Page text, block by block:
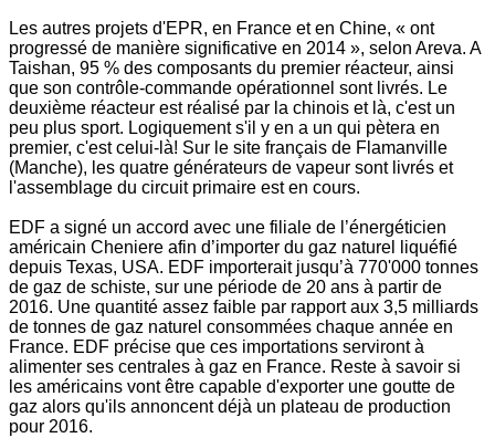
Les autres projets d'EPR, en France et en Chine, « ont
progressé de manière significative en 2014 », selon Areva. A
Taishan, 95 % des composants du premier réacteur, ainsi
que son contrôle-commande opérationnel sont livrés. Le
deuxième réacteur est réalisé par la chinois et là, c'est un
peu plus sport. Logiquement s'il y en a un qui pètera en
premier, c'est celui-là! Sur le site français de Flamanville
(Manche), les quatre générateurs de vapeur sont livrés et
l'assemblage du circuit primaire est en cours.
EDF a signé un accord avec une filiale de l’énergéticien
américain Cheniere afin d’importer du gaz naturel liquéfié
depuis Texas, USA. EDF importerait jusqu’à 770'000 tonnes
de gaz de schiste, sur une période de 20 ans à partir de
2016. Une quantité assez faible par rapport aux 3,5 milliards
de tonnes de gaz naturel consommées chaque année en
France. EDF précise que ces importations serviront à
alimenter ses centrales à gaz en France. Reste à savoir si
les américains vont être capable d'exporter une goutte de
gaz alors qu'ils annoncent déjà un plateau de production
pour 2016.